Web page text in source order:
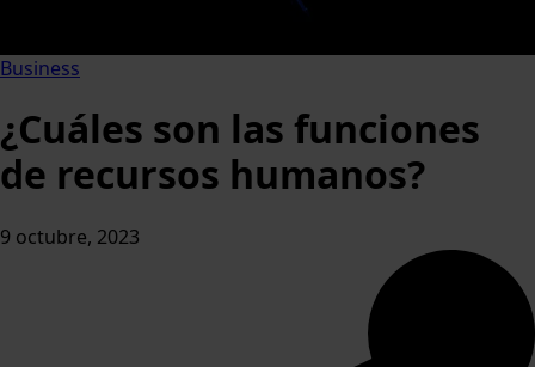
Business
¿Cuáles son las funciones
de recursos humanos?
9 octubre, 2023